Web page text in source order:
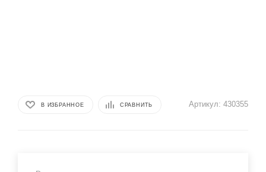
В ИЗБРАННОЕ СРАВНИТЬ Артикул: 430355